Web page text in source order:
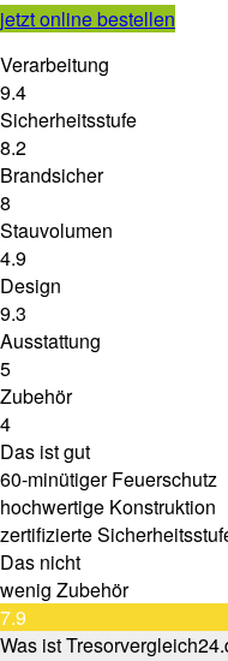
jetzt online bestellen
Verarbeitung
9.4
Sicherheitsstufe
8.2
Brandsicher
8
Stauvolumen
4.9
Design
9.3
Ausstattung
5
Zubehör
4
Das ist gut
60-minütiger Feuerschutz
hochwertige Konstruktion
zertifizierte
Das nicht
wenig Zubehör
7.9
Was ist